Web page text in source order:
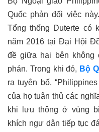
Quốc phản đối việc này.
Tổng thống Duterte có
năm 2016 tại Đại Hội
đề giữa hai bên không
phán. Trong khi đó, Bộ
ra tuyên bố,
của họ tuân thủ các
khi lưu thông ở vùng
khích ngư dân tiếp tục